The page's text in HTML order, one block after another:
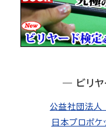
― ビリヤ
公益社団法人
日本プロポケ